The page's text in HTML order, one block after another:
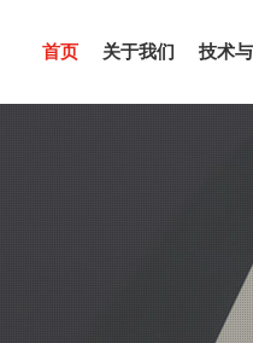
首页(CURRENT)
关于我们 技术